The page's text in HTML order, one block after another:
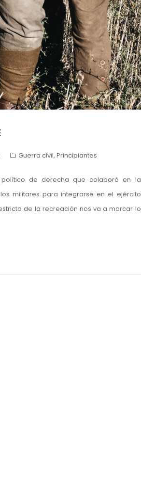
Guerra civil, Principiantes
de derecha que colaboró en la
militares para integrarse en el ejército
de la recreación nos va a marcar lo